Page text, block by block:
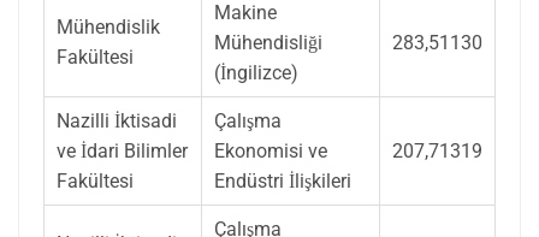
Mühendislik
Fakültesi
Makine
Mühendisliği
(İngilizce)
283,51130
Nazilli İktisadi
ve İdari Bilimler
Fakültesi
Çalışma
Ekonomisi ve
Endüstri İlişkileri
207,71319
Çalışma